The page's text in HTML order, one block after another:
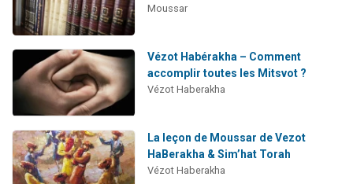
Moussar
Vézot Habérakha – Comment
accomplir toutes les Mitsvot ?
Vézot Haberakha
La leçon de Moussar de Vezot
HaBerakha & Sim’hat Torah
Vézot Haberakha